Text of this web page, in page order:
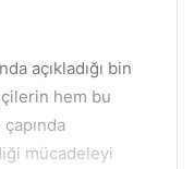
açıkladığı bin
hem bu
mücadeleyi